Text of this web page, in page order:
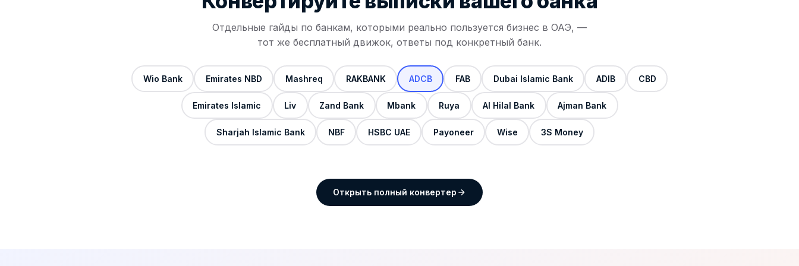
Отдельные гайды по банкам, которыми реально пользуется бизнес в ОАЭ, —
тот же бесплатный движок, ответы под конкретный банк.
Wio Bank Emirates NBD Mashreq RAKBANK ADCB FAB Dubai Islamic Bank ADIB CBD
Emirates Islamic Liv Zand Bank Mbank Ruya Al Hilal Bank Ajman Bank
Sharjah Islamic Bank NBF HSBC UAE Payoneer Wise 3S Money
Открыть полный конвертер